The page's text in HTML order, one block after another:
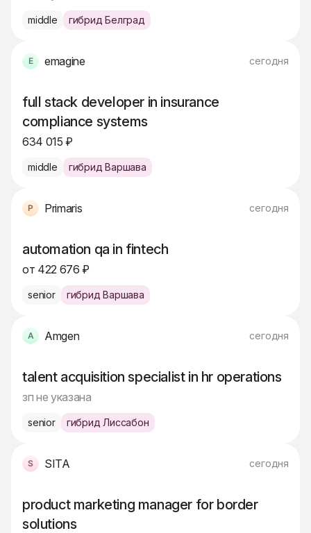
middle гибрид Белград
emagine сегодня
full stack developer in insurance
compliance systems
634 015 ₽
middle гибрид Варшава
Primaris сегодня
automation qa in fintech
от 422 676 ₽
senior гибрид Варшава
Amgen сегодня
talent acquisition specialist in hr operations
зп не указана
senior гибрид Лиссабон
SITA сегодня
product marketing manager for border
solutions